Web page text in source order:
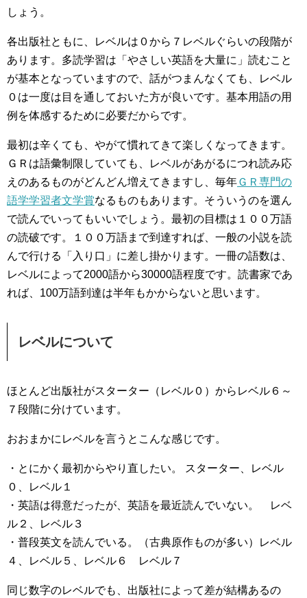
しょう。
各出版社ともに、レベルは０から７レベルぐらいの段階が
あります。多読学習は「やさしい英語を大量に」読むこと
が基本となっていますので、話がつまんなくても、レベル
０は一度は目を通しておいた方が良いです。基本用語の用
例を体感するために必要だからです。
最初は辛くても、やがて慣れてきて楽しくなってきます。
ＧＲは語彙制限していても、レベルがあがるにつれ読み応
えのあるものがどんどん増えてきますし、毎年ＧＲ専門の
語学学習者文学賞なるものもあります。そういうのを選ん
で読んでいってもいいでしょう。最初の目標は１００万語
の読破です。１００万語まで到達すれば、一般の小説を読
んで行ける「入り口」に差し掛かります。一冊の語数は、
レベルによって2000語から30000語程度です。読書家であ
れば、100万語到達は半年もかからないと思います。
レベルについて
ほとんど出版社がスターター（レベル０）からレベル６～
７段階に分けています。
おおまかにレベルを言うとこんな感じです。
・とにかく最初からやり直したい。 スターター、レベル
０、レベル１
・英語は得意だったが、英語を最近読んでいない。 レベ
ル２、レベル３
・普段英文を読んでいる。（古典原作ものが多い）レベル
４、レベル５、レベル６ レベル７
同じ数字のレベルでも、出版社によって差が結構あるの